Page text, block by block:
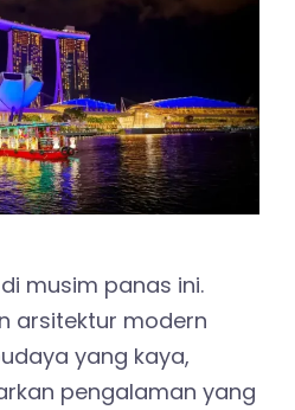
musim panas ini.
arsitektur modern
yang kaya,
pengalaman yang